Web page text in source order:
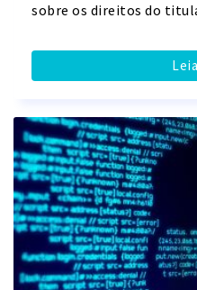
sobre os direitos do